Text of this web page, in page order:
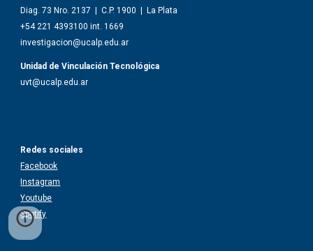
Diag. 73 Nro. 2137
C.P. 1900
La Plata
+54 221 4393100 int. 1669
investigacion@ucalp.edu.ar
Unidad de Vinculación Tecnológica
uvt@ucalp.edu.ar
Redes sociales
Facebook
Instagram
Youtube
Spotify